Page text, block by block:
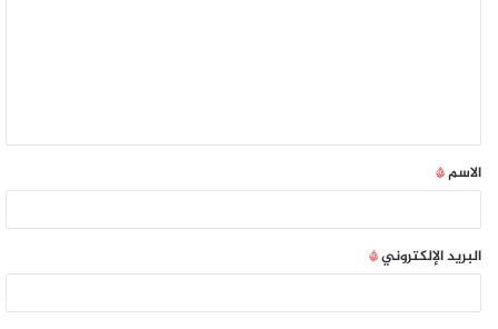
الاسم*
البريد الإلكتروني*